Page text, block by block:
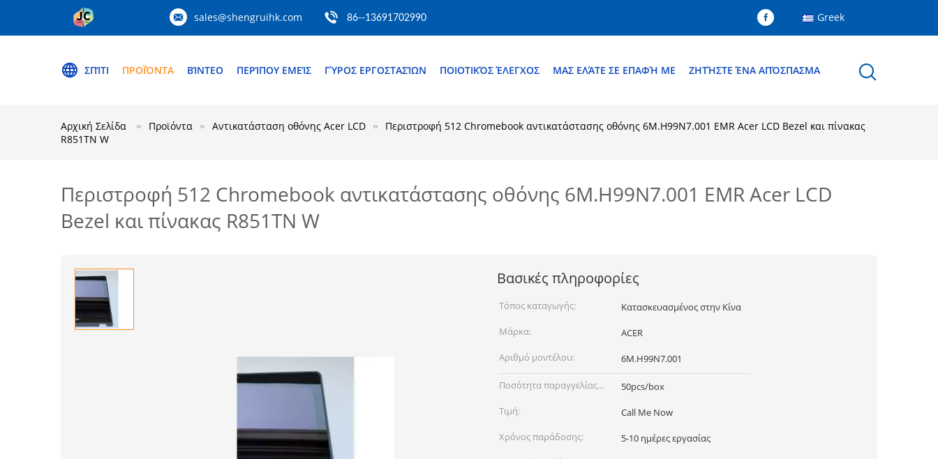
sales@shengruihk.com 86--13691702990 Greek
ΣΠΊΤΙ ΠΡΟΪΌΝΤΑ ΒΊΝΤΕΟ ΠΕΡΊΠΟΥ ΕΜΕΊΣ ΓΎΡΟΣ ΕΡΓΟΣΤΑΣΊΩΝ ΠΟΙΟΤΙΚΌΣ ΈΛΕΓΧΟΣ ΜΑΣ ΕΛΆΤΕ ΣΕ ΕΠΑΦΉ ΜΕ ΖΗΤΉΣΤΕ ΈΝΑ ΑΠΌΣΠΑΣΜΑ
Αρχική Σελίδα Προϊόντα Αντικατάσταση οθόνης Acer LCD
Περιστροφή 512 Chromebook αντικατάστασης οθόνης 6M.H99N7.001 EMR Acer LCD Bezel και πίνακας
R851TN W
Περιστροφή 512 Chromebook αντικατάστασης οθόνης 6M.H99N7.001 EMR Acer LCD
Bezel και πίνακας R851TN W
Βασικές πληροφορίες
Τόπος καταγωγής:
Κατασκευασμένος στην Κίνα
Μάρκα:
ACER
Αριθμό μοντέλου:
6M.H99N7.001
Ποσότητα παραγγελίας
min:
50pcs/box
Τιμή:
Call Me Now
Χρόνος παράδοσης:
5-10 ημέρες εργασίας